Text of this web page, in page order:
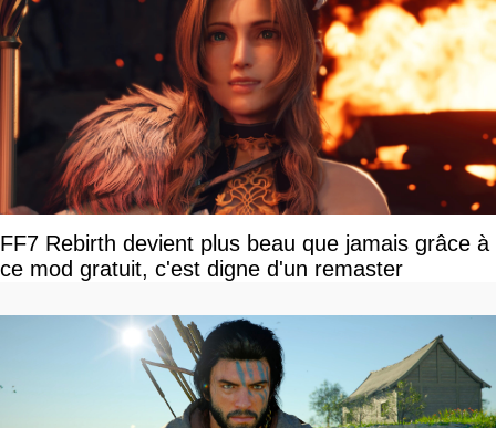
FF7 Rebirth devient plus beau que jamais grâce à
ce mod gratuit, c'est digne d'un remaster